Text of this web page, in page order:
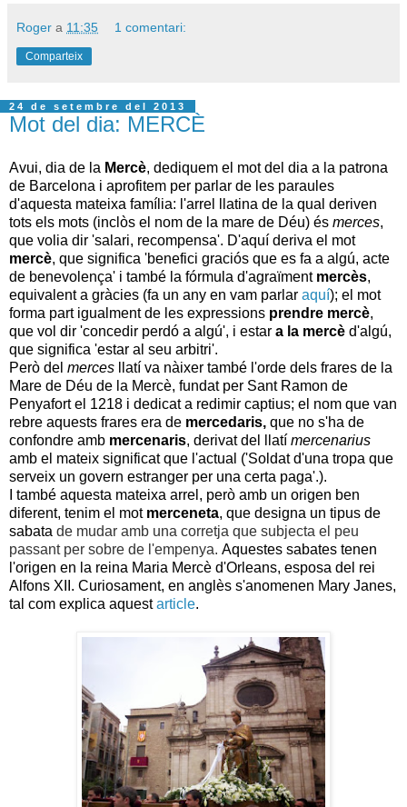
Roger a 11:35 1 comentari:
Comparteix
24 de setembre del 2013
Mot del dia: MERCÈ
Avui, dia de la Mercè, dediquem el mot del dia a la patrona
de Barcelona i aprofitem per parlar de les paraules
d'aquesta mateixa família: l'arrel llatina de la qual deriven
tots els mots (inclòs el nom de la mare de Déu) és merces,
que volia dir 'salari, recompensa'. D'aquí deriva el mot
mercè, que significa 'benefici graciós que es fa a algú, acte
de benevolença' i també la fórmula d'agraïment mercès,
equivalent a gràcies (fa un any en vam parlar aquí); el mot
forma part igualment de les expressions prendre mercè,
que vol dir 'concedir perdó a algú', i estar a la mercè d'algú,
que significa 'estar al seu arbitri'.
Però del merces llatí va nàixer també l'orde dels frares de la
Mare de Déu de la Mercè, fundat per Sant Ramon de
Penyafort el 1218 i dedicat a redimir captius; el nom que van
rebre aquests frares era de mercedaris, que no s'ha de
confondre amb mercenaris, derivat del llatí mercenarius
amb el mateix significat que l'actual ('Soldat d'una tropa que
serveix un govern estranger per una certa paga'.).
I també aquesta mateixa arrel, però amb un origen ben
diferent, tenim el mot merceneta, que designa un tipus de
sabata de mudar amb una corretja que subjecta el peu
passant per sobre de l'empenya. Aquestes sabates tenen
l'origen en la reina Maria Mercè d'Orleans, esposa del rei
Alfons XII. Curiosament, en anglès s'anomenen Mary Janes,
tal com explica aquestarticle.